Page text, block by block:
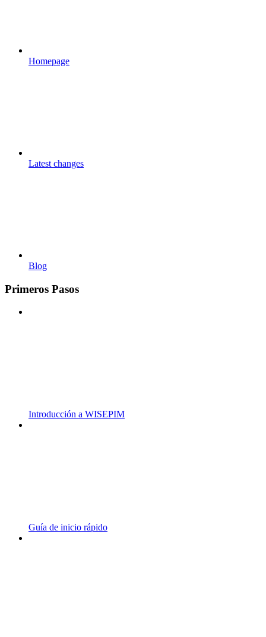
Homepage
Latest changes
Blog
Primeros Pasos
Introducción a WISEPIM
Guía de inicio rápido